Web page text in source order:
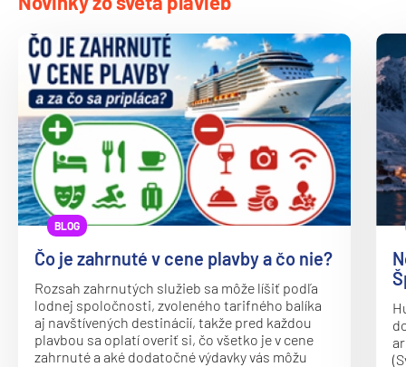
Arcadia
Arvia
Aurora
Azura
Britannia
Iona
Ventura
Plantours
MS Hamburg
BLOG
Čo je zahrnuté v cene plavby a čo nie?
Rozsah zahrnutých služieb sa môže líšiť podľa
lodnej spoločnosti, zvoleného tarifného balíka
aj navštívených destinácií, takže pred každou
plavbou sa oplatí overiť si, čo všetko je v cene
zahrnuté a aké dodatočné výdavky vás môžu